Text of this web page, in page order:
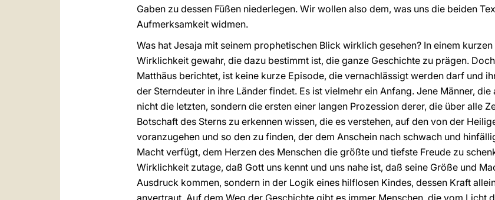
Gaben zu dessen Füßen niederlegen. Wir wollen also dem, was uns die beiden
Aufmerksamkeit widmen.
Was hat Jesaja mit seinem prophetischen Blick wirklich gesehen? In einem
Wirklichkeit gewahr, die dazu bestimmt ist, die ganze Geschichte zu prägen.
Matthäus berichtet, ist keine kurze Episode, die vernachlässigt werden darf und
der Sterndeuter in ihre Länder findet. Es ist vielmehr ein Anfang. Jene Männer,
nicht die letzten, sondern die ersten einer langen Prozession derer, die über alle
Botschaft des Sterns zu erkennen wissen, die es verstehen, auf den von der
voranzugehen und so den zu finden, der dem Anschein nach schwach und
Macht verfügt, dem Herzen des Menschen die größte und tiefste Freude zu
Wirklichkeit zutage, daß Gott uns kennt und uns nahe ist, daß seine Größe und
Ausdruck kommen, sondern in der Logik eines hilflosen Kindes, dessen Kraft
anvertraut. Auf dem Weg der Geschichte gibt es immer Menschen, die vom Licht